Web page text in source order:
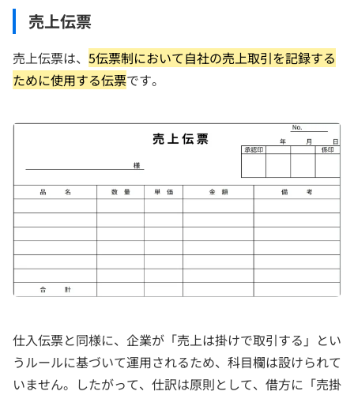
売上伝票
売上伝票は、 5伝票制において自社の売上取引を記録する
ために使用する伝票です。
仕入伝票と同様に、企業が「売上は掛けで取引する」とい
うルールに基づいて運用されるため、科目欄は設けられて
いません。したがって、仕訳は原則として、借方に「売掛